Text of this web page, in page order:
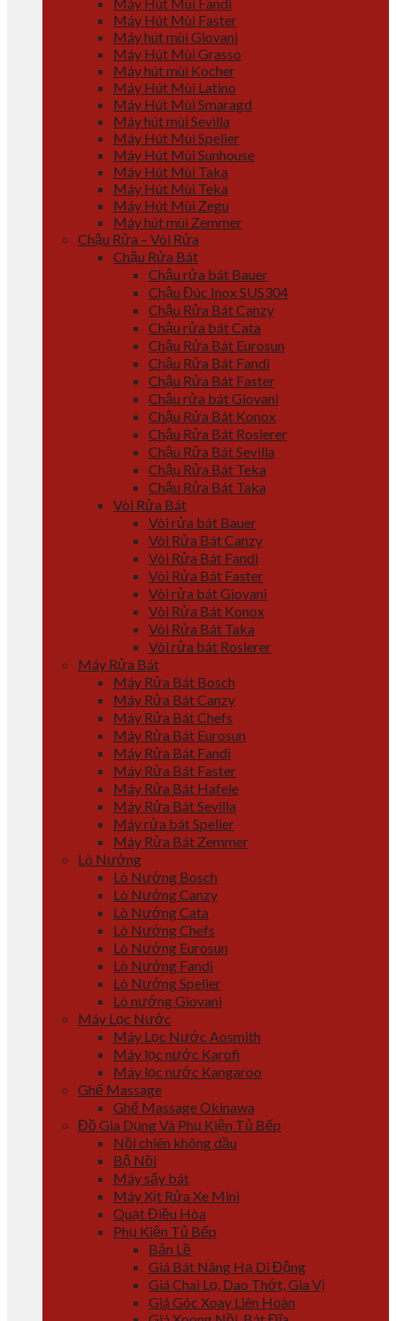
Máy Hút Mùi Faster
Máy hút mùi Giovani
Máy Hút Mùi Grasso
Máy hút mùi Kocher
Máy Hút Mùi Latino
Máy Hút Mùi Smaragd
Máy hút mùi Sevilla
Máy Hút Mùi Spelier
Máy Hút Mùi Sunhouse
Máy Hút Mùi Taka
Máy Hút Mùi Teka
Máy Hút Mùi Zegu
Máy hút mùi Zemmer
Chậu Rửa – Vòi Rửa
Chậu Rửa Bát
Chậu rửa bát Bauer
Chậu Đúc Inox SUS304
Chậu Rửa Bát Canzy
Chậu rửa bát Cata
Chậu Rửa Bát Eurosun
Chậu Rửa Bát Fandi
Chậu Rửa Bát Faster
Chậu rửa bát Giovani
Chậu Rửa Bát Konox
Chậu Rửa Bát Roslerer
Chậu Rửa Bát Sevilla
Chậu Rửa Bát Teka
Chậu Rửa Bát Taka
Vòi Rửa Bát
Vòi rửa bát Bauer
Vòi Rửa Bát Canzy
Vòi Rửa Bát Fandi
Vòi Rửa Bát Faster
Vòi rửa bát Giovani
Vòi Rửa Bát Konox
Vòi Rửa Bát Taka
Vòi rửa bát Roslerer
Máy Rửa Bát
Máy Rửa Bát Bosch
Máy Rửa Bát Canzy
Máy Rửa Bát Chefs
Máy Rửa Bát Eurosun
Máy Rửa Bát Fandi
Máy Rửa Bát Faster
Máy Rửa Bát Hafele
Máy Rửa Bát Sevilla
Máy rửa bát Spelier
Máy Rửa Bát Zemmer
Lò Nướng
Lò Nướng Bosch
Lò Nướng Canzy
Lò Nướng Cata
Lò Nướng Chefs
Lò Nướng Eurosun
Lò Nướng Fandi
Lò Nướng Spelier
Lò nướng Giovani
Máy Lọc Nước
Máy Lọc Nước Aosmith
Máy lọc nước Karofi
Máy lọc nước Kangaroo
Ghế Massage
Ghế Massage Okinawa
Đồ Gia Dụng Và Phụ Kiện Tủ Bếp
Nồi chiên không dầu
Bộ Nồi
Máy sấy bát
Máy Xịt Rửa Xe Mini
Quạt Điều Hòa
Phụ Kiện Tủ Bếp
Bản Lề
Giá Bát Nâng Hạ Di Động
Giá Chai Lọ, Dao Thớt, Gia Vị
Giá Góc Xoay Liên Hoàn